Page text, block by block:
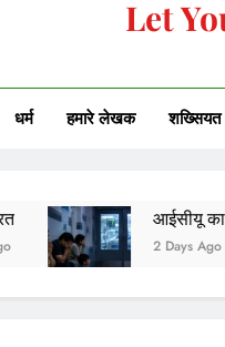
Let
धर्म हमारे लेखक शख्सियत
आईसीयू का बंद दरवाज़ा
2 Days Ago